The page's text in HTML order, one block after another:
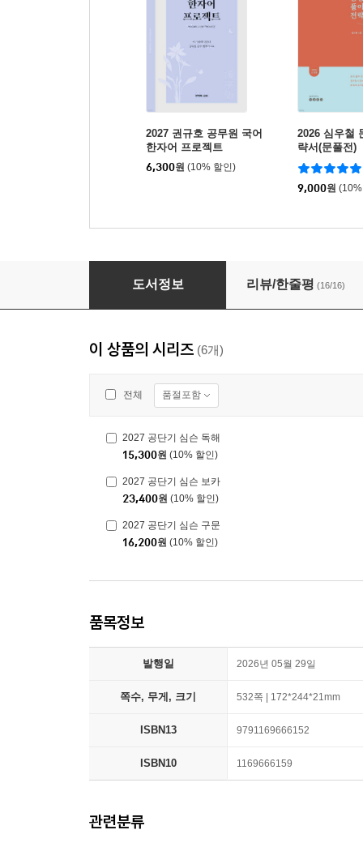
2027 권규호 공무원 국어
한자어 프로젝트
6,300원 (10% 할인)
2026 심우철
략서(문풀전)
9,000원
2027 공단기 심슨 보카
도서정보 리뷰/한줄평 (16/16)
이 상품의 시리즈 (6개)
전체 품절포함
2027 공단기 심슨 독해
15,300원 (10% 할인)
2027 공단기 심슨 보카
23,400원 (10% 할인)
2027 공단기 심슨 구문
16,200원 (10% 할인)
품목정보
발행일 2026년 05월 29일
쪽수, 무게, 크기 532쪽 | 172*244*21mm
ISBN13 9791169666152
ISBN10 1169666159
관련분류